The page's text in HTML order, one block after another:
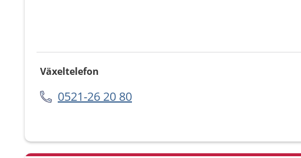
Växeltelefon
0521-26 20 80